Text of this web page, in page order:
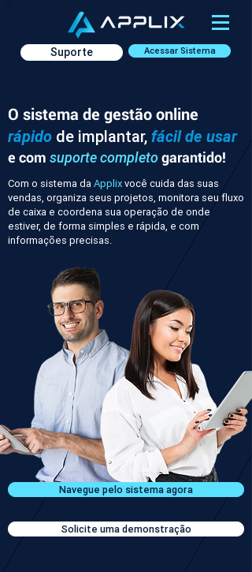
Acessar Sistema
Suporte
O sistema de gestão online
rápido de implantar, fácil de usar
e com suporte completogarantido!
Com o sistema daApplixvocê cuida das suas
vendas, organiza seus projetos, monitora seu fluxo
de caixa e coordena sua operação de onde
estiver, de forma simples e rápida, e com
informações precisas.
Navegue pelo sistema agora
Solicite uma demonstração